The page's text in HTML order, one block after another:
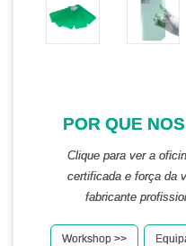
POR QUE
Clique para ver a
certificada e força da
fabricante
Workshop >>